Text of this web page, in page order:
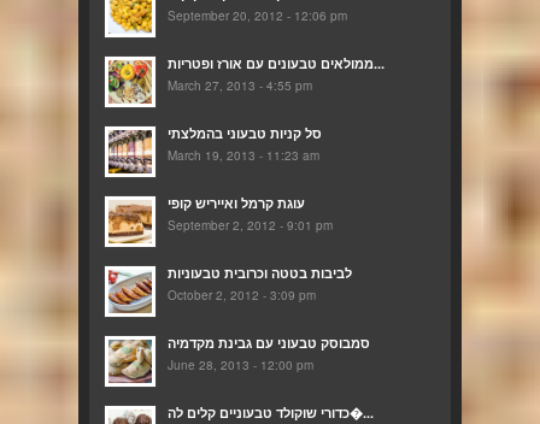
September 20, 2012 - 12:06 pm
ממולאים טבעונים עם אורז ופטריות...
March 27, 2013 - 4:55 pm
סל קניות טבעוני בהמלצתי
March 19, 2013 - 11:23 am
עוגת קרמל ואייריש קופי
September 2, 2012 - 9:01 pm
לביבות בטטה וכרובית טבעוניות
October 2, 2012 - 3:09 pm
סמבוסק טבעוני עם גבינת מקדמיה
June 28, 2013 - 12:00 pm
כדורי שוקולד טבעוניים קלים לה�...